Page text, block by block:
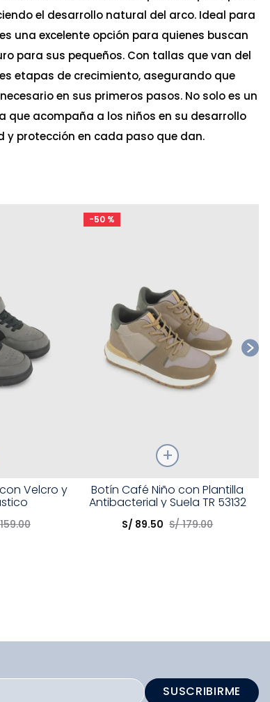
el desarrollo natural del arco. Ideal para
una excelente opción para quienes buscan
para sus pequeños. Con tallas que van del
etapas de crecimiento, asegurando que
en sus primeros pasos. No solo es un
que acompaña a los niños en su desarrollo
protección en cada paso que dan.
Velcro y
159.00
-50 %
Talla
Elige una opción
Botín Café Niño con Plantilla
Antibacterial y Suela TR 53132
S/ 89.50 S/ 179.00
SUSCRIBIRME